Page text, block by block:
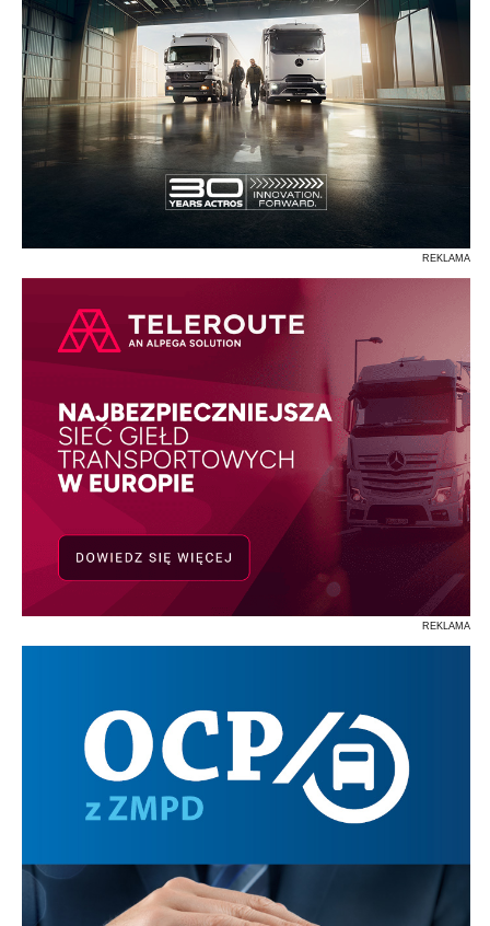
REKLAMA
REKLAMA